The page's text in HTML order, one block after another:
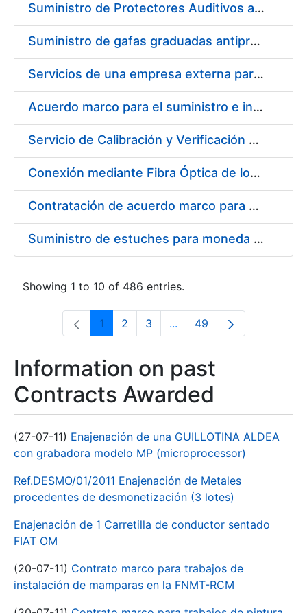
Suministro de Protectores Auditivos a medida para las personas trabajadoras de los Centros de Trabajo de Madrid y Burgos
Suministro de gafas graduadas antiproyecciones para los trabajadores de la FNMT-RCM en los centros de trabajo de Madrid y Burgos
Servicios de una empresa externa para el asesoramiento y resolución de los recursos de alzada que se presentan relacionados con procesos de selección para la FNMT-RCM
Acuerdo marco para el suministro e instalación de persianas, estores y otros complementos
Servicio de Calibración y Verificación Externa de los Equipos de Medición del Servicio de Prevención de la FNMT-RCM
Conexión mediante Fibra Óptica de los Centros de Proceso de Datos (CPDs) de las sedes de la FNMT-RCM de Burgos y Madrid
Contratación de acuerdo marco para el Suministro de Material de Electricidad para la Fábrica Nacional de Moneda y Timbre-Real Casa de la Moneda en su centro de trabajo de Burgos
Suministro de estuches para moneda de 30 €
Showing 1 to 10 of 486 entries.
Page
1 Page
2 Page
3 ...Intermediate Pages Use
Page
49
Information on past
Contracts Awarded
(27-07-11) Enajenación de una GUILLOTINA ALDEA
con grabadora modelo MP (microprocessor)
Ref.DESMO/01/2011 Enajenación de Metales
procedentes de desmonetización (3 lotes)
Enajenación de 1 Carretilla de conductor sentado
FIAT OM
(20-07-11) Contrato marco para trabajos de
instalación de mamparas en la FNMT-RCM